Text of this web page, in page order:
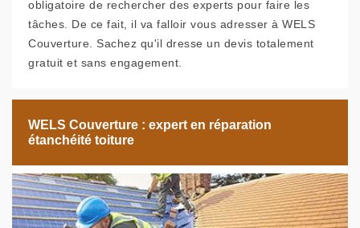
obligatoire de rechercher des experts pour faire les
tâches. De ce fait, il va falloir vous adresser à WELS
Couverture. Sachez qu'il dresse un devis totalement
gratuit et sans engagement.
WELS Couverture : expert en réparation
étanchéité toiture